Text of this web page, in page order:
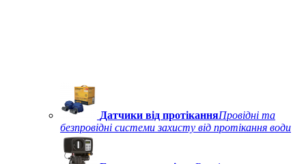
Датчики від протіканняПровідні та
безпровідні системи захисту від протікання води